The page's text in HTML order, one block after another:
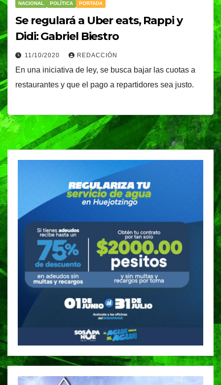
NACIONAL POLÍTICA PORTADA
Se regulará a Uber eats, Rappi y
Didi: Gabriel Biestro
11/10/2020 REDACCIÓN
En una iniciativa de ley, se busca bajar las cuotas a
restaurantes y que el pago a repartidores sea justo.